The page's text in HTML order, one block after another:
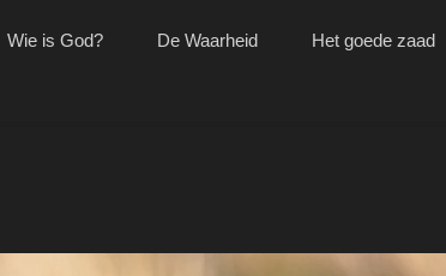
Wie is God? De Waarheid Het goede zaad